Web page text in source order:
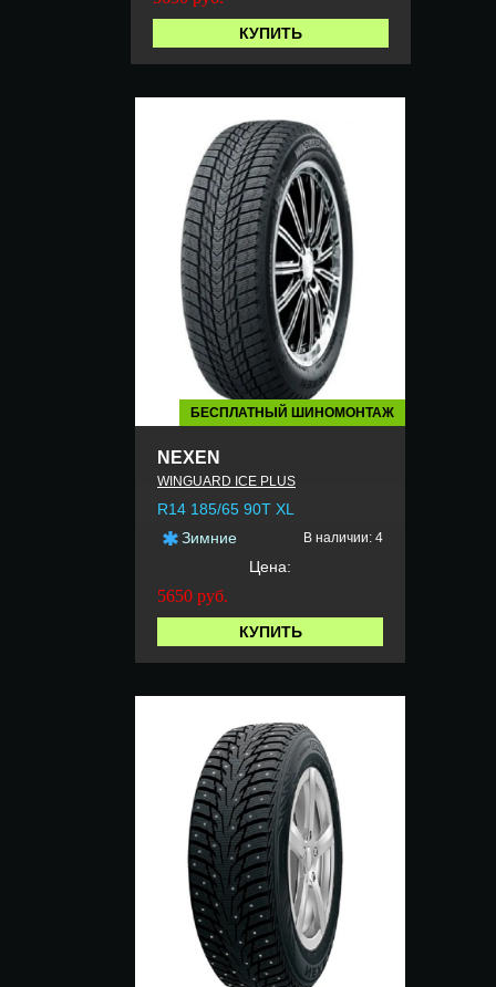
КУПИТЬ
БЕСПЛАТНЫЙ ШИНОМОНТАЖ
NEXEN
WINGUARD ICE PLUS
R14 185/65 90T XL
Зимние
В наличии: 4
Цена:
5650 руб.
КУПИТЬ